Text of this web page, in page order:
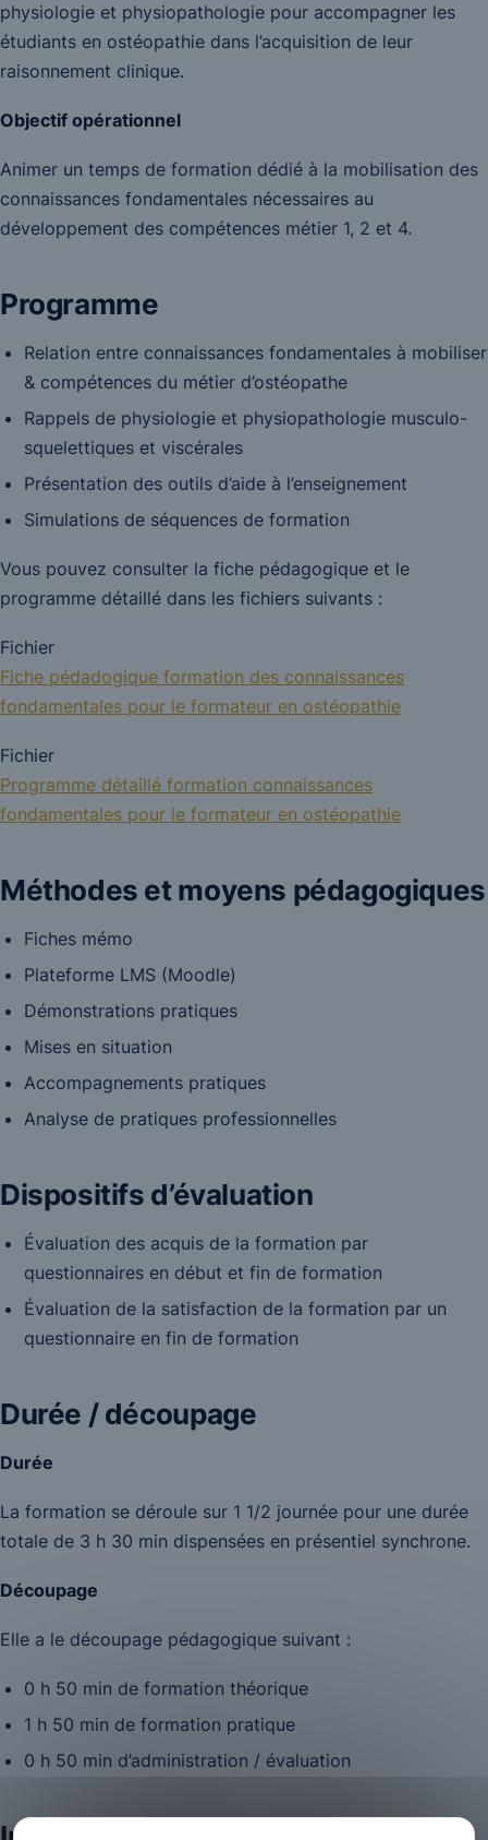
physiologie et physiopathologie pour accompagner les
étudiants en ostéopathie dans l’acquisition de leur
raisonnement clinique.
Objectif opérationnel
Animer un temps de formation dédié à la mobilisation des
connaissances fondamentales nécessaires au
développement des compétences métier 1, 2 et 4.
Programme
Relation entre connaissances fondamentales à mobiliser
& compétences du métier d’ostéopathe
Rappels de physiologie et physiopathologie musculo-
squelettiques et viscérales
Présentation des outils d’aide à l’enseignement
Simulations de séquences de formation
Vous pouvez consulter la fiche pédagogique et le
programme détaillé dans les fichiers suivants :
Fichier
Fiche pédadogique formation des connaissances
fondamentales pour le formateur en ostéopathie
Fichier
Programme détaillé formation connaissances
fondamentales pour le formateur en ostéopathie
Méthodes et moyens pédagogiques
Fiches mémo
Plateforme LMS (Moodle)
Démonstrations pratiques
Mises en situation
Accompagnements pratiques
Analyse de pratiques professionnelles
Dispositifs d’évaluation
Évaluation des acquis de la formation par
questionnaires en début et fin de formation
Évaluation de la satisfaction de la formation par un
questionnaire en fin de formation
Durée / découpage
Durée
La formation se déroule sur 1 1/2 journée pour une durée
totale de 3 h 30 min dispensées en présentiel synchrone.
Découpage
Elle a le découpage pédagogique suivant :
0 h 50 min de formation théorique
1 h 50 min de formation pratique
0 h 50 min d’administration / évaluation